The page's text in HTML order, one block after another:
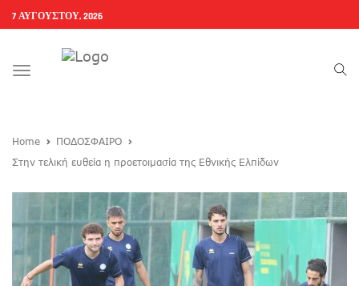
7 ΑΥΓΟΎΣΤΟΥ, 2026
Toggle
Home
ΠΟΔΟΣΦΑΙΡΟ
Στην τελική ευθεία η προετοιμασία της Εθνικής Ελπίδων